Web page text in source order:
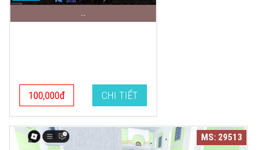
..
100,000đ CHI TIẾT
MS: 29513